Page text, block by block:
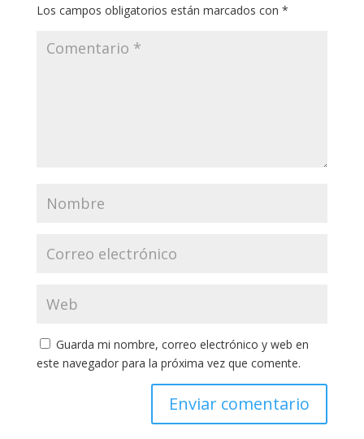
Los campos obligatorios están marcados con *
Guarda mi nombre, correo electrónico y web en
este navegador para la próxima vez que comente.